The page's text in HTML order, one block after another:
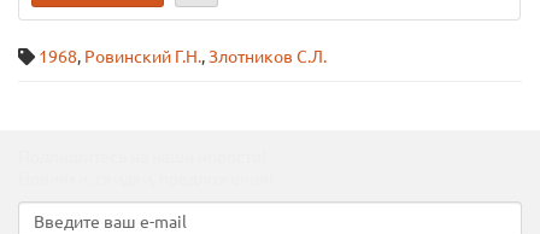
1968, Ровинский Г.Н.,Злотников С.Л.